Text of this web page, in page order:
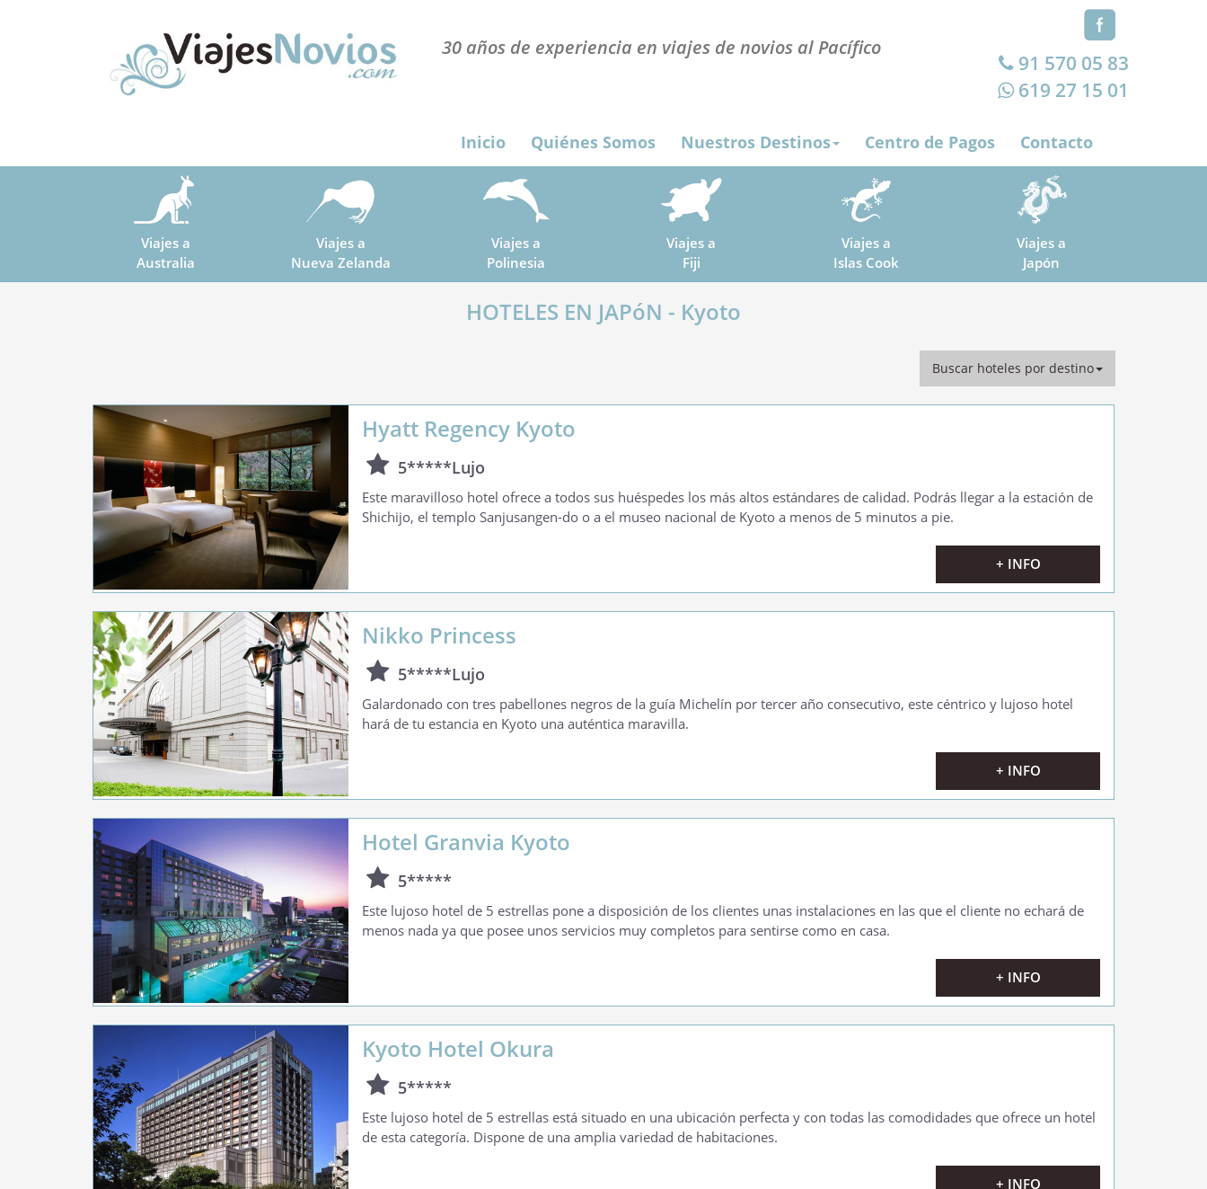
30 años de experiencia en viajes de novios al Pacífico
91 570 05 83
619 27 15 01
Inicio Quiénes Somos Nuestros Destinos Centro de Pagos Contacto
Viajes a
Australia
Viajes a
Nueva Zelanda
Viajes a
Polinesia
Viajes a
Fiji
Viajes a
Islas Cook
Viajes a
Japón
HOTELES EN JAPóN - Kyoto
Buscar hoteles por destino
Hyatt Regency Kyoto
5*****Lujo
Este maravilloso hotel ofrece a todos sus huéspedes los más altos estándares de calidad. Podrás llegar a la estación de
Shichijo, el templo Sanjusangen-do o a el museo nacional de Kyoto a menos de 5 minutos a pie.
+ INFO
Nikko Princess
5*****Lujo
Galardonado con tres pabellones negros de la guía Michelín por tercer año consecutivo, este céntrico y lujoso hotel
hará de tu estancia en Kyoto una auténtica maravilla.
+ INFO
Hotel Granvia Kyoto
5*****
Este lujoso hotel de 5 estrellas pone a disposición de los clientes unas instalaciones en las que el cliente no echará de
menos nada ya que posee unos servicios muy completos para sentirse como en casa.
+ INFO
Kyoto Hotel Okura
5*****
Este lujoso hotel de 5 estrellas está situado en una ubicación perfecta y con todas las comodidades que ofrece un hotel
de esta categoría. Dispone de una amplia variedad de habitaciones.
+ INFO